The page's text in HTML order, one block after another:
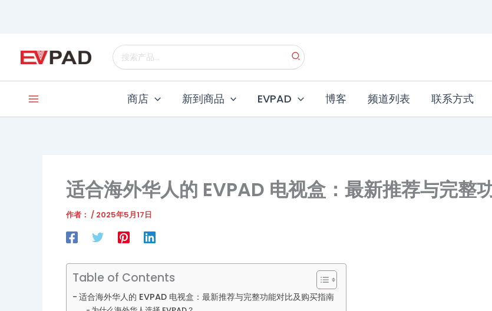
搜
索
商店 新到商品 EVPAD 博客 频道列表 联系方式
适合海外华人的 EVPAD 电视盒：最新推荐与完整
作者： / 2025年5月17日
Table of Contents
适合海外华人的 EVPAD 电视盒：最新推荐与完整功能对比及购买指南